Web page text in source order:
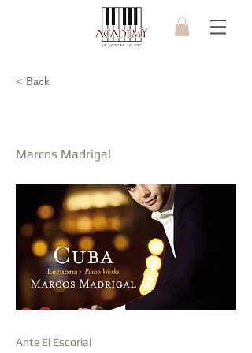
< Back
Marcos Madrigal
Ante El Escorial